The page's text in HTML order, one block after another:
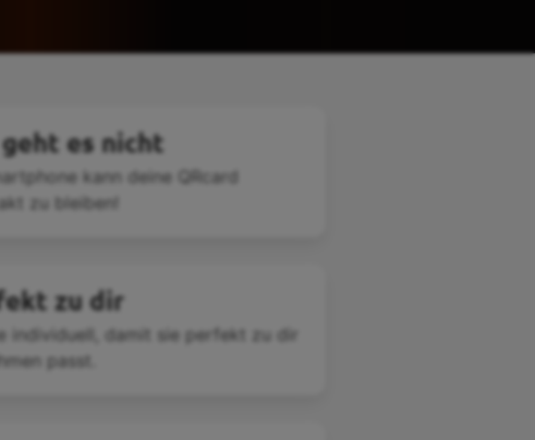
es nicht
kann deine QRcard
zu bleiben!
zu dir
individuell, damit sie perfekt zu dir
passt.